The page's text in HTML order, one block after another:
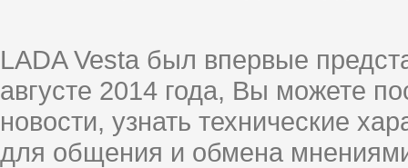
LADA Vesta был впервые
августе 2014 года, Вы можете
новости, узнать технические
для общения и обмена